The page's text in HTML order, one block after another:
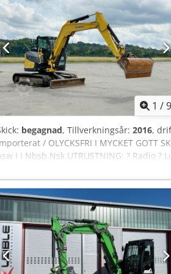
1 /9
begagnad, Tillverkningsår: 2016,
/ OLYCKSFRI I MYCKET GOTT
I I Nbsb Nsk UTRUSTNING: ? Radio
snabbfäste ? Hydraulikledningar för
ITALIENSKA * SEBASTIAN –
(Rumänska - vi tar hand om